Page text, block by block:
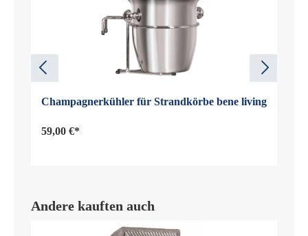
Champagnerkühler für Strandkörbe bene living
59,00 €*
Andere kauften auch